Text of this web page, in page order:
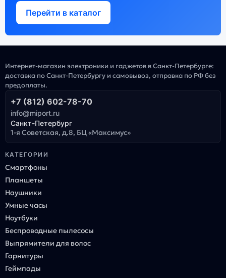
Перейти в каталог
Интернет-магазин электроники и гаджетов в Санкт-Петербурге:
доставка по Санкт-Петербургу и самовывоз, отправка по РФ без
предоплаты.
+7 (812) 602-78-70
info@miport.ru
Санкт-Петербург
1-я Советская, д.8, БЦ «Максимус»
КАТЕГОРИИ
Смартфоны
Планшеты
Наушники
Умные часы
Ноутбуки
Беспроводные пылесосы
Выпрямители для волос
Гарнитуры
Геймпады